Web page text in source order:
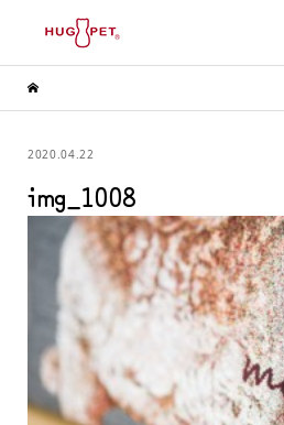
2020.04.22
img_1008